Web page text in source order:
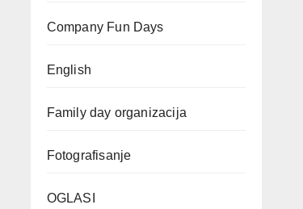
Company Fun Days
English
Family day organizacija
Fotografisanje
OGLASI